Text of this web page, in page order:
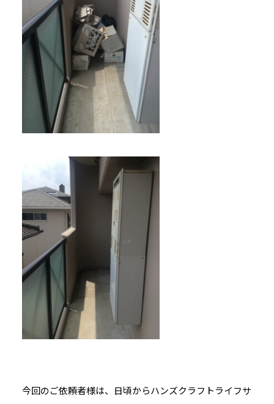
今回のご依頼者様は、日頃からハンズクラフトライフサ